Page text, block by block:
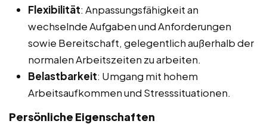
Flexibilität: Anpassungsfähigkeit an
wechselnde Aufgaben und Anforderungen
sowie Bereitschaft, gelegentlich außerhalb der
normalen Arbeitszeiten zu arbeiten.
Belastbarkeit: Umgang mit hohem
Arbeitsaufkommen und Stresssituationen.
Persönliche Eigenschaften